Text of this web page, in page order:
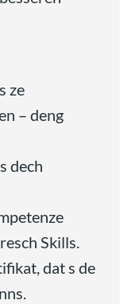
ze
– deng
dech
Skills.
dat s de